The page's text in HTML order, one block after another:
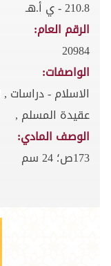
210.8 - ي أ.هـ
الرقم العام:
20984
الواصفات:
الاسلام - دراسات
عقيدة المسلم ,
الوصف المادي:
173ص؛ 24 سم